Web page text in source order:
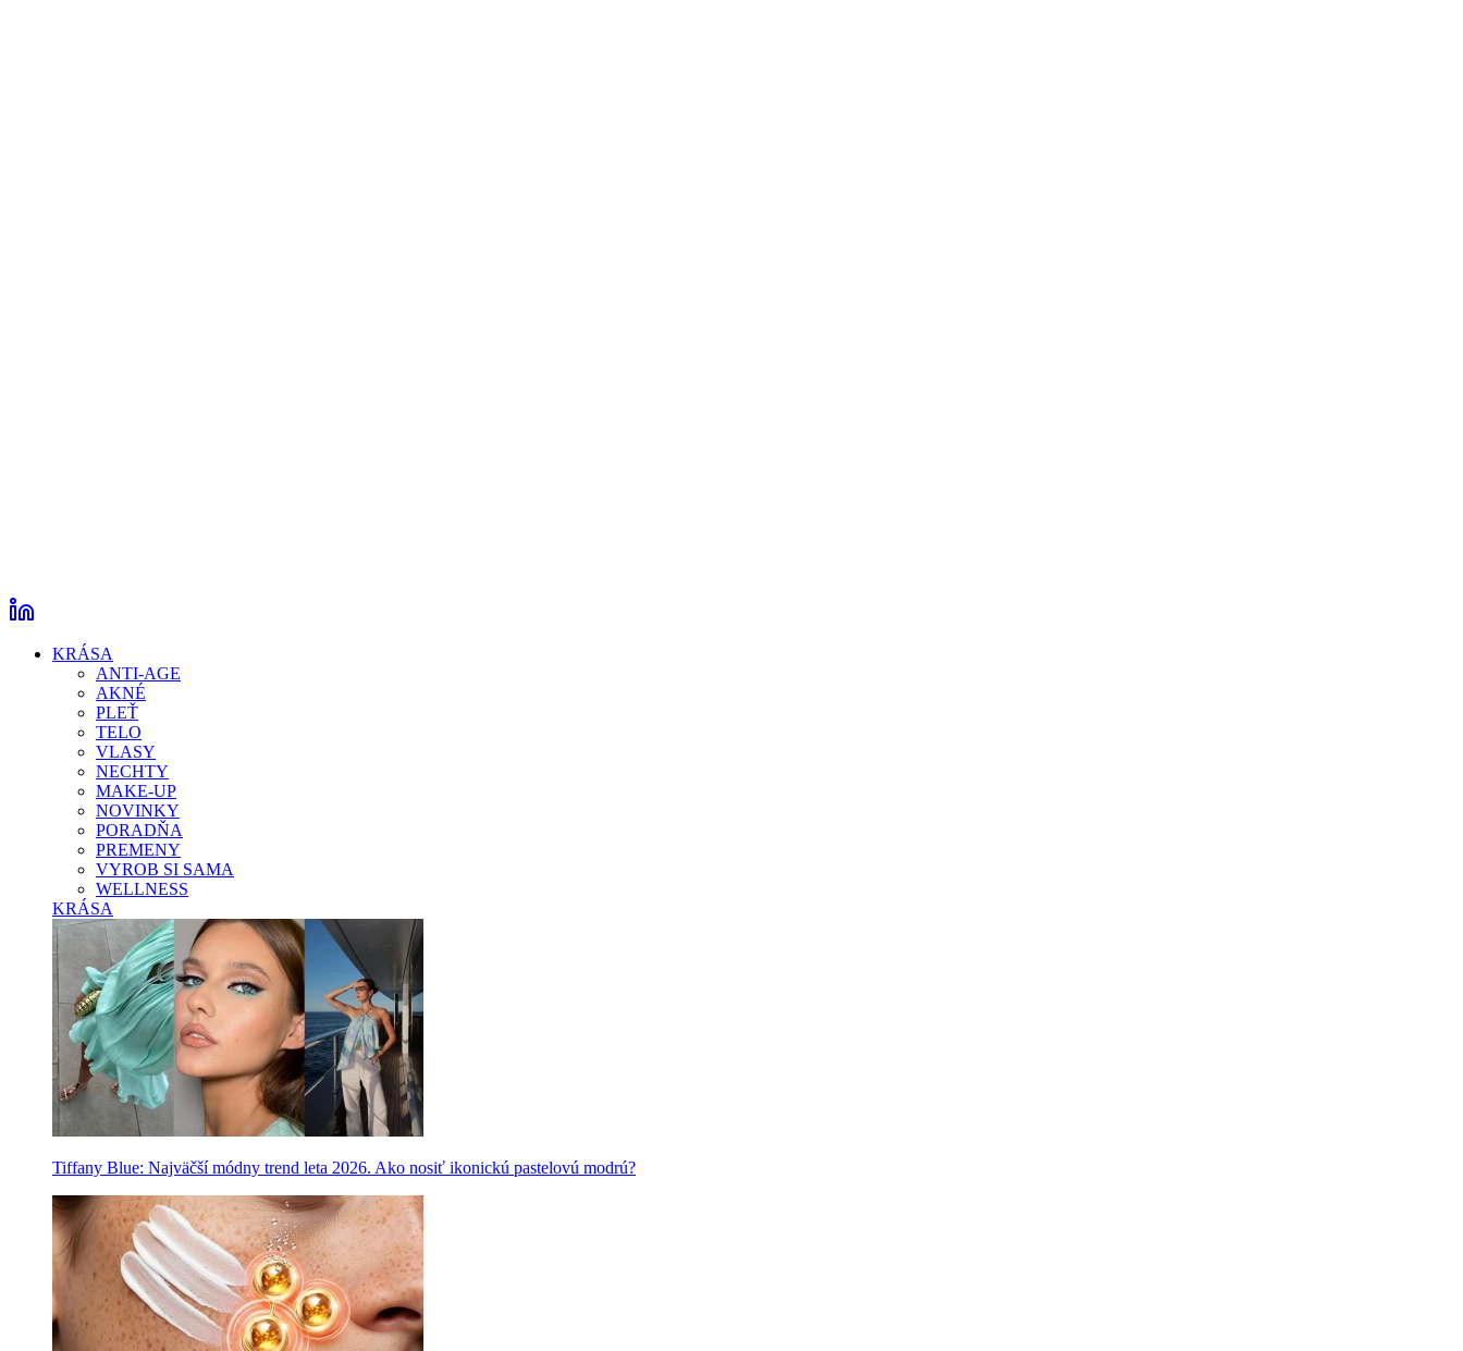
KRÁSA
ANTI-AGE
AKNÉ
PLEŤ
TELO
VLASY
NECHTY
MAKE-UP
NOVINKY
PORADŇA
PREMENY
VYROB SI SAMA
WELLNESS
KRÁSA
Tiffany Blue: Najväčší módny trend leta 2026. Ako nosiť ikonickú pastelovú modrú?